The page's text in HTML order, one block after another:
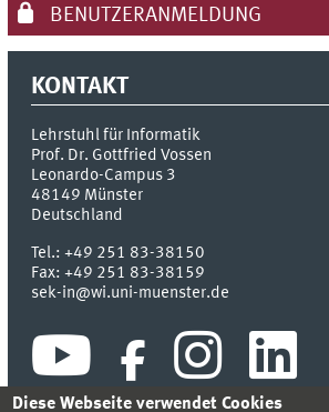
BENUTZERANMELDUNG
KONTAKT
Lehrstuhl für Informatik
Prof. Dr. Gottfried Vossen
Leonardo-Campus 3
48149 Münster
Deutschland
Tel.:+49 251 83-38150
Fax:+49 251 83-38159
sek-in@wi.uni-muenster.de
Diese Webseite verwendet Cookies